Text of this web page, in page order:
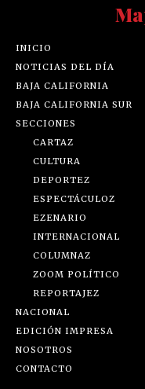
INICIO
NOTICIAS DEL DÍA
BAJA CALIFORNIA
BAJA CALIFORNIA SUR
SECCIONES
CARTAZ
CULTURA
DEPORTEZ
ESPECTÁCULOZ
EZENARIO
INTERNACIONAL
COLUMNAZ
ZOOM POLÍTICO
REPORTAJEZ
NACIONAL
EDICIÓN IMPRESA
NOSOTROS
CONTACTO